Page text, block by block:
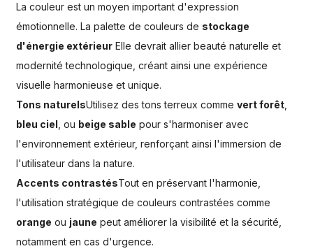
La couleur est un moyen important d'expression
émotionnelle. La palette de couleurs de stockage
d'énergie extérieurElle devrait allier beauté naturelle et
modernité technologique, créant ainsi une expérience
visuelle harmonieuse et unique.
Tons naturelsUtilisez des tons terreux comme vert forêt,
bleu ciel , ou beige sable pour s'harmoniser avec
l'environnement extérieur, renforçant ainsi l'immersion de
l'utilisateur dans la nature.
Accents contrastésTout en préservant l'harmonie,
l'utilisation stratégique de couleurs contrastées comme
orange ou jaune peut améliorer la visibilité et la sécurité,
notamment en cas d'urgence.